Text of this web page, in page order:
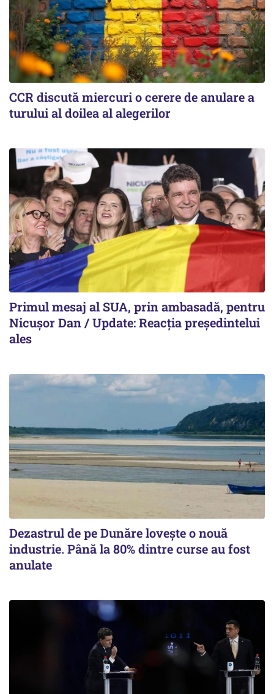
CCR discută miercuri o cerere de anulare a
turului al doilea al alegerilor
Primul mesaj al SUA, prin ambasadă, pentru
Nicușor Dan / Update: Reacția președintelui
ales
Dezastrul de pe Dunăre lovește o nouă
industrie. Până la 80% dintre curse au fost
anulate